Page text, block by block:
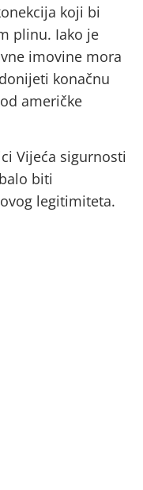
koji bi
plinu. Iako je
imovine mora
konačnu
američke
Vijeća sigurnosti
biti
legitimiteta.